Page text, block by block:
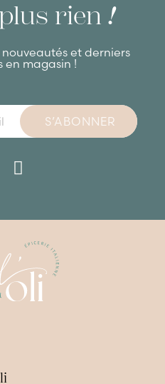
rien !
et derniers
en magasin !
S’ABONNER